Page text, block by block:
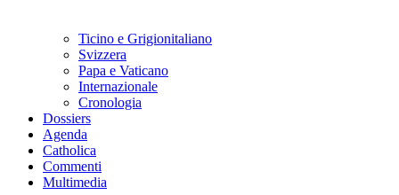
Ticino e Grigionitaliano
Svizzera
Papa e Vaticano
Internazionale
Cronologia
Dossiers
Agenda
Catholica
Commenti
Multimedia